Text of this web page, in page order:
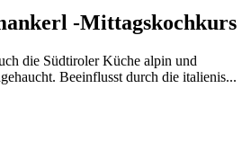
-Mittagskochkurs
die Südtiroler Küche alpin und
Beeinflusst durch die italienis...